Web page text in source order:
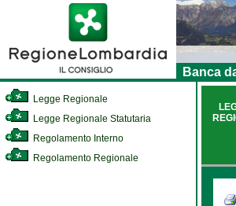
Banca
Legge Regionale
Legge Regionale Statutaria
Regolamento Interno
Regolamento Regionale